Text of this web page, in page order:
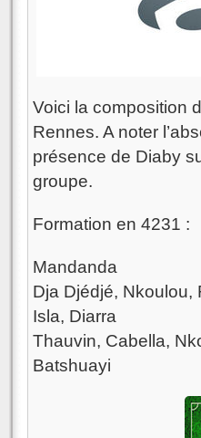
Voici la composition
Rennes. A noter
présence de Diaby
groupe.
Formation en 4231 :
Mandanda
Dja Djédjé, Nkoulou,
Isla, Diarra
Thauvin, Cabella,
Batshuayi